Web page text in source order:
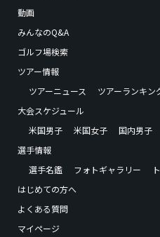
動画
みんなのQ&A
ゴルフ場検索
ツアー情報
ツアーニュース
ツアーランキン
大会スケジュール
米国男子
米国女子 国内男子
選手情報
選手名鑑
フォトギャラリー
はじめての方へ
よくある質問
マイページ